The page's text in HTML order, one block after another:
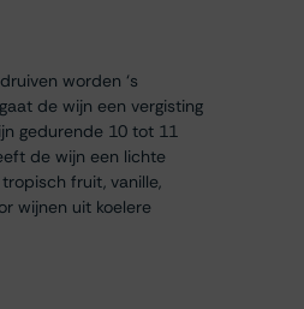
worden ‘s
de wijn een vergisting
gedurende 10 tot 11
de wijn een lichte
fruit, vanille,
wijnen uit koelere